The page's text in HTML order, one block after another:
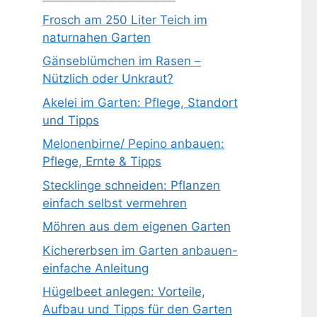
Frosch am 250 Liter Teich im
naturnahen Garten
Gänseblümchen im Rasen –
Nützlich oder Unkraut?
Akelei im Garten: Pflege, Standort
und Tipps
Melonenbirne/ Pepino anbauen:
Pflege, Ernte & Tipps
Stecklinge schneiden: Pflanzen
einfach selbst vermehren
Möhren aus dem eigenen Garten
Kichererbsen im Garten anbauen-
einfache Anleitung
Hügelbeet anlegen: Vorteile,
Aufbau und Tipps für den Garten